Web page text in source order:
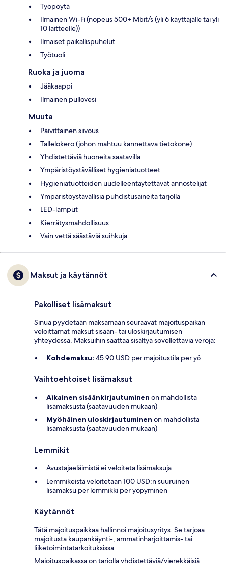
Työpöytä
Ilmainen Wi-Fi (nopeus 500+ Mbit/s (yli 6 käyttäjälle tai yli
10 laitteelle))
Ilmaiset paikallispuhelut
Työtuoli
Ruoka ja juoma
Jääkaappi
Ilmainen pullovesi
Muuta
Päivittäinen siivous
Tallelokero (johon mahtuu kannettava tietokone)
Yhdistettäviä huoneita saatavilla
Ympäristöystävälliset hygieniatuotteet
Hygieniatuotteiden uudelleentäytettävät annostelijat
Ympäristöystävällisiä puhdistusaineita tarjolla
LED-lamput
Kierrätysmahdollisuus
Vain vettä säästäviä suihkuja
Maksut ja käytännöt
Pakolliset lisämaksut
Sinua pyydetään maksamaan seuraavat majoituspaikan
veloittamat maksut sisään- tai uloskirjautumisen
yhteydessä. Maksuihin saattaa sisältyä sovellettavia veroja:
Kohdemaksu: 45.90 USD per majoitustila per yö
Vaihtoehtoiset lisämaksut
Aikainen sisäänkirjautuminen on mahdollista
lisämaksusta (saatavuuden mukaan)
Myöhäinen uloskirjautuminen on mahdollista
lisämaksusta (saatavuuden mukaan)
Lemmikit
Avustajaeläimistä ei veloiteta lisämaksuja
Lemmikeistä veloitetaan 100 USD:n suuruinen
lisämaksu per lemmikki per yöpyminen
Käytännöt
Tätä majoituspaikkaa hallinnoi majoitusyritys. Se tarjoaa
majoitusta kaupankäynti-, ammatinharjoittamis- tai
liiketoimintatarkoituksissa.
Majoituspaikassa on tarjolla yhdistettäviä/vierekkäisiä